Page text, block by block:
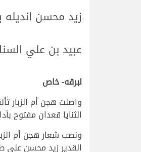
زيد محسن انديله
عبيد بن علي
لبرقه- خاص
الثنايا قعدان مفتوح
ونصب شعار هجن أم